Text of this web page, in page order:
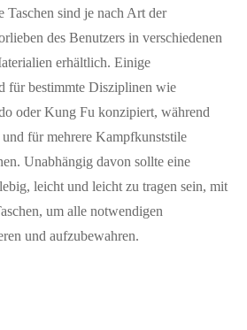
Taschen sind je nach Art der
des Benutzers in verschiedenen
erhältlich. Einige
für bestimmte Disziplinen wie
oder Kung Fu konzipiert, während
und für mehrere Kampfkunststile
Unabhängig davon sollte eine
leicht und leicht zu tragen sein, mit
um alle notwendigen
und aufzubewahren.